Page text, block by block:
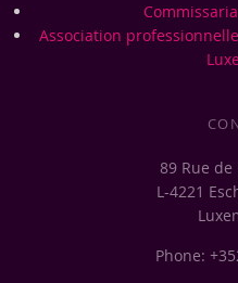
Association
89 Rue
L-4221
Phone: